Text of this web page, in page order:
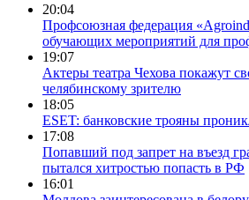
20:04
Профсоюзная федерация
обучающих мероприятий для
19:07
Актеры театра Чехова покажут
челябинскому зрителю
18:05
ESET: банковские трояны
17:08
Попавший под запрет на въезд
пытался хитростью попасть в РФ
16:01